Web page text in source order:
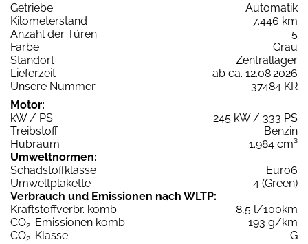
Getriebe
Automatik
Kilometerstand
7.446 km
Anzahl der Türen
5
Farbe
Grau
Standort
Zentrallager
Lieferzeit
ab ca. 12.08.2026
Unsere Nummer
37484 KR
Motor:
kW / PS
245 kW / 333 PS
Treibstoff
Benzin
Hubraum
1.984 cm³
Umweltnormen:
Schadstoffklasse
Euro6
Umweltplakette
4 (Green)
Verbrauch und Emissionen nach WLTP:
Kraftstoffverbr. komb.
8,5 l/100km
CO2-Emissionen komb.
193 g/km
CO2-Klasse
G